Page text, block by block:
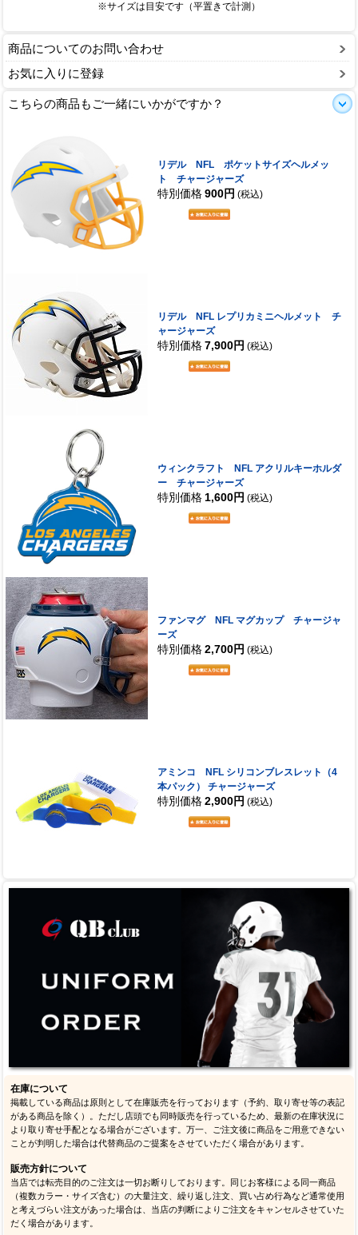
※サイズは目安です（平置きで計測）
商品についてのお問い合わせ
お気に入りに登録
こちらの商品もご一緒にいかがですか？
リデル NFL ポケットサイズヘルメッ
ト チャージャーズ
特別価格 900円 (税込)
リデル NFL レプリカミニヘルメット チ
ャージャーズ
特別価格 7,900円 (税込)
ウィンクラフト NFL アクリルキーホルダ
ー チャージャーズ
特別価格 1,600円 (税込)
ファンマグ NFL マグカップ チャージャ
ーズ
特別価格 2,700円 (税込)
アミンコ NFL シリコンブレスレット（4
本パック） チャージャーズ
特別価格 2,900円 (税込)
在庫について
掲載している商品は原則として在庫販売を行っております（予約、取り寄せ等の表記
がある商品を除く）。ただし店頭でも同時販売を行っているため、最新の在庫状況に
より取り寄せ手配となる場合がございます。万一、ご注文後に商品をご用意できない
ことが判明した場合は代替商品のご提案をさせていただく場合があります。
販売方針について
当店では転売目的のご注文は一切お断りしております。同じお客様による同一商品
（複数カラー・サイズ含む）の大量注文、繰り返し注文、買い占め行為など通常使用
と考えづらい注文があった場合は、当店の判断によりご注文をキャンセルさせていた
だく場合があります。